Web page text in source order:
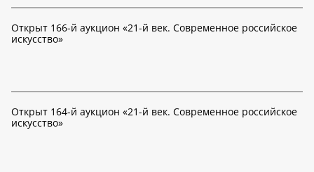
Открыт 166-й аукцион «21-й век. Современное российское
искусство»
Открыт 164-й аукцион «21-й век. Современное российское
искусство»